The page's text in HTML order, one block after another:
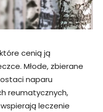
cenią ją
Młode, zbierane
naparu
reumatycznych,
leczenie